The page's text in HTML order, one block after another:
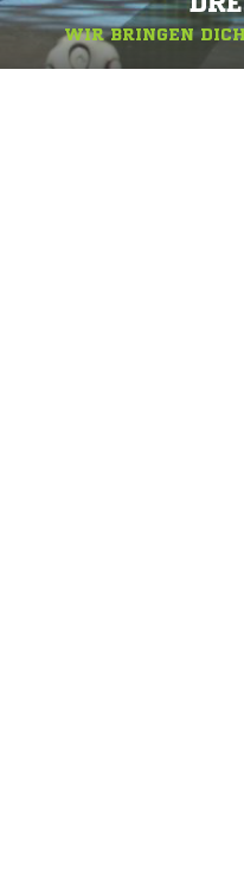
WIR BRINGEN